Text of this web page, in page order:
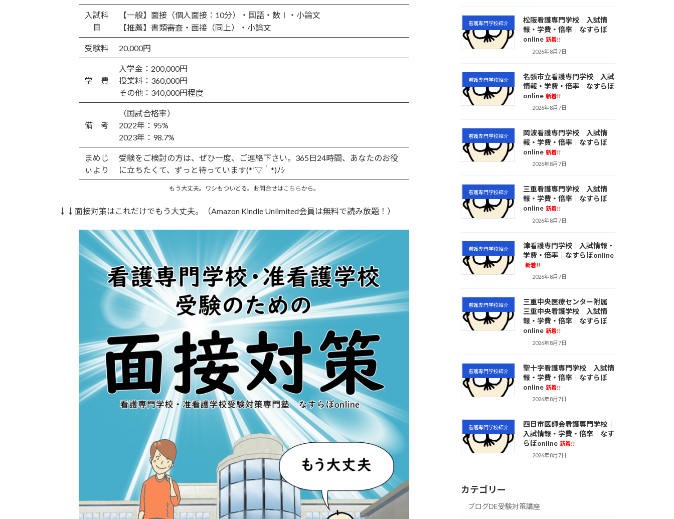
入試科
目
【一般】面接（個人面接：10分）・国語・数Ⅰ・小論文
【推薦】書類審査・面接（同上）・小論文
受験料 20,000円
学 費
入学金：200,000円
授業料：360,000円
その他：340,000円程度
備 考
（国試合格率）
2022年：95%
2023年：98.7%
まめじ
ぃより
受験をご検討の方は、ぜひ一度、ご連絡下さい。365日24時間、あなたのお役
に立ちたくて、ずっと待っています(*´▽｀*)ﾉｼ
もう大丈夫。ワシもついとる。お問合せはこちら から。
↓↓面接対策はこれだけでもう大丈夫。（Amazon Kindle Unlimited会員は無料で読み放題！）
看護専門学校紹介
松阪看護専門学校｜入試情
報・学費・倍率｜なすらぼ
online 新着!!
2026年8月7日
看護専門学校紹介
名張市立看護専門学校｜入試
情報・学費・倍率｜なすらぼ
online 新着!!
2026年8月7日
看護専門学校紹介
岡波看護専門学校｜入試情
報・学費・倍率｜なすらぼ
online 新着!!
2026年8月7日
看護専門学校紹介
三重看護専門学校｜入試情
報・学費・倍率｜なすらぼ
online 新着!!
2026年8月7日
看護専門学校紹介
津看護専門学校｜入試情報・
学費・倍率｜なすらぼonline
新着!!
2026年8月7日
看護専門学校紹介
三重中央医療センター附属
三重中央看護学校｜入試情
報・学費・倍率｜なすらぼ
online 新着!!
2026年8月7日
看護専門学校紹介
聖十字看護専門学校｜入試情
報・学費・倍率｜なすらぼ
online 新着!!
2026年8月7日
看護専門学校紹介
四日市医師会看護専門学校｜
入試情報・学費・倍率｜なす
らぼonline 新着!!
2026年8月7日
カテゴリー
ブログDE受験対策講座